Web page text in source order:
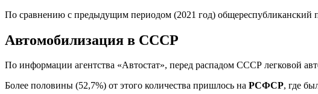
По сравнению с предыдущим периодом (2021 год) общереспубликанский
Автомобилизация в СССР
По информации агентства «Автостат», перед распадом СССР легковой
Более половины (52,7%) от этого количества пришлось на РСФСР, где